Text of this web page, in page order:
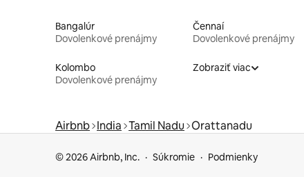
Bangalúr
Dovolenkové prenájmy
Čennaí
Dovolenkové prenájmy
Kolombo
Dovolenkové prenájmy
Zobraziť viac
Airbnb India Tamil Nadu Orattanadu
© 2026 Airbnb, Inc. Súkromie Podmienky